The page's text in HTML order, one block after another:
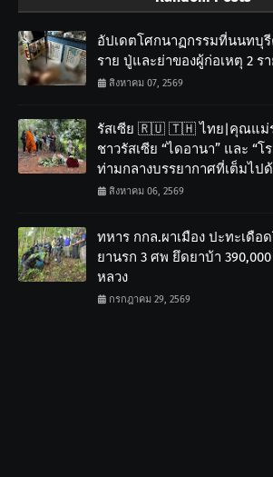
อัปเดตโศกนาฏกรรมที่นนทบุรี
ราย ปู่และย่าของผู้ก่อเหตุ 2 ร
สิงหาคม 07, 2569
รัสเซีย 🇷🇺 🇹🇭 ไทย|คุณแม่ร่
ชาวรัสเซีย “ไดอานา” และ “โ
ท่ามกลางบรรยากาศที่เต็มไป
สิงหาคม 06, 2569
ทหาร กกล.ผาเมือง ปะทะเดื
ยานรก 3 ศพ ยึดยาบ้า
หลวง
กรกฎาคม 29, 2569